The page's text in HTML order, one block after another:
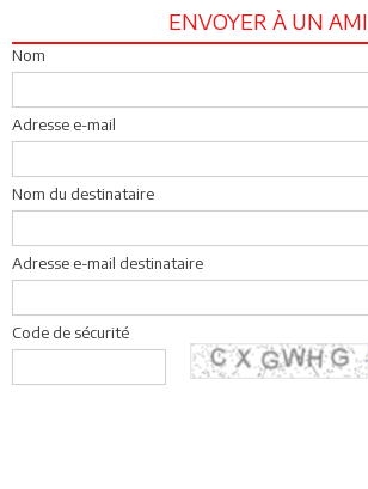
ENVOYER À UN AMI
Nom
Adresse e-mail
Nom du destinataire
Adresse e-mail destinataire
Code de sécurité